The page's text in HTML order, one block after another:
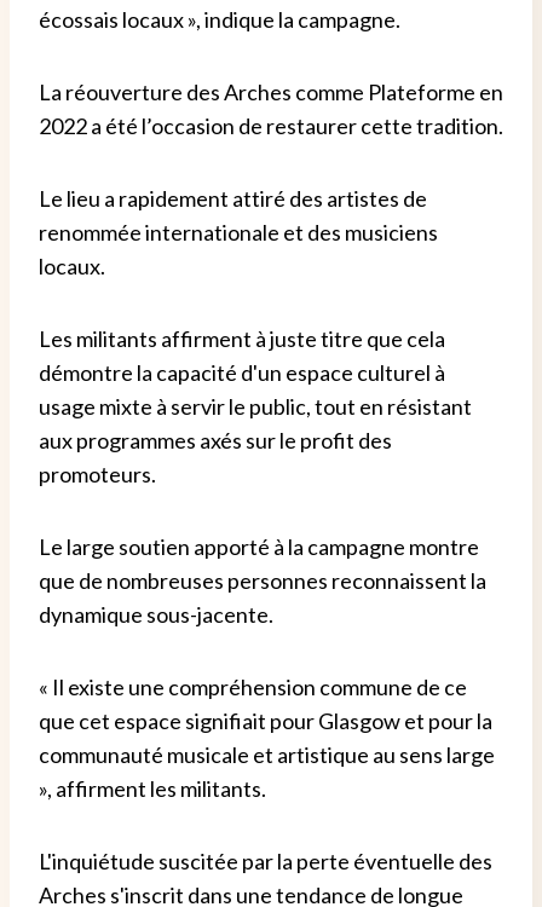
écossais locaux », indique la campagne.
La réouverture des Arches comme Plateforme en
2022 a été l’occasion de restaurer cette tradition.
Le lieu a rapidement attiré des artistes de
renommée internationale et des musiciens
locaux.
Les militants affirment à juste titre que cela
démontre la capacité d'un espace culturel à
usage mixte à servir le public, tout en résistant
aux programmes axés sur le profit des
promoteurs.
Le large soutien apporté à la campagne montre
que de nombreuses personnes reconnaissent la
dynamique sous-jacente.
« Il existe une compréhension commune de ce
que cet espace signifiait pour Glasgow et pour la
communauté musicale et artistique au sens large
», affirment les militants.
L'inquiétude suscitée par la perte éventuelle des
Arches s'inscrit dans une tendance de longue